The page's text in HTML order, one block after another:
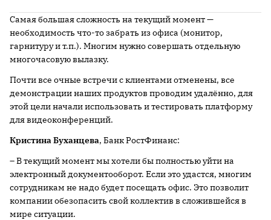
Самая большая сложность на текущий момент —
необходимость что-то забрать из офиса (монитор,
гарнитуру и т.п.). Многим нужно совершать отдельную
многочасовую вылазку.
Почти все очные встречи с клиентами отменены, все
демонстрации наших продуктов проводим удалённо, для
этой цели начали использовать и тестировать платформу
для видеоконференций.
Кристина Буханцева, Банк РостФинанс:
– В текущий момент мы хотели бы полностью уйти на
электронный документооборот. Если это удастся, многим
сотрудникам не надо будет посещать офис. Это позволит
компании обезопасить свой коллектив в сложившейся в
мире ситуации.